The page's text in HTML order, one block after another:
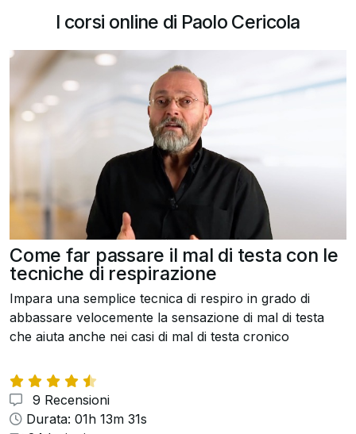
I corsi online di Paolo Cericola
Come far passare il mal di testa con le
tecniche di respirazione
Impara una semplice tecnica di respiro in grado di
abbassare velocemente la sensazione di mal di testa
che aiuta anche nei casi di mal di testa cronico
9 Recensioni
Durata: 01h 13m 31s